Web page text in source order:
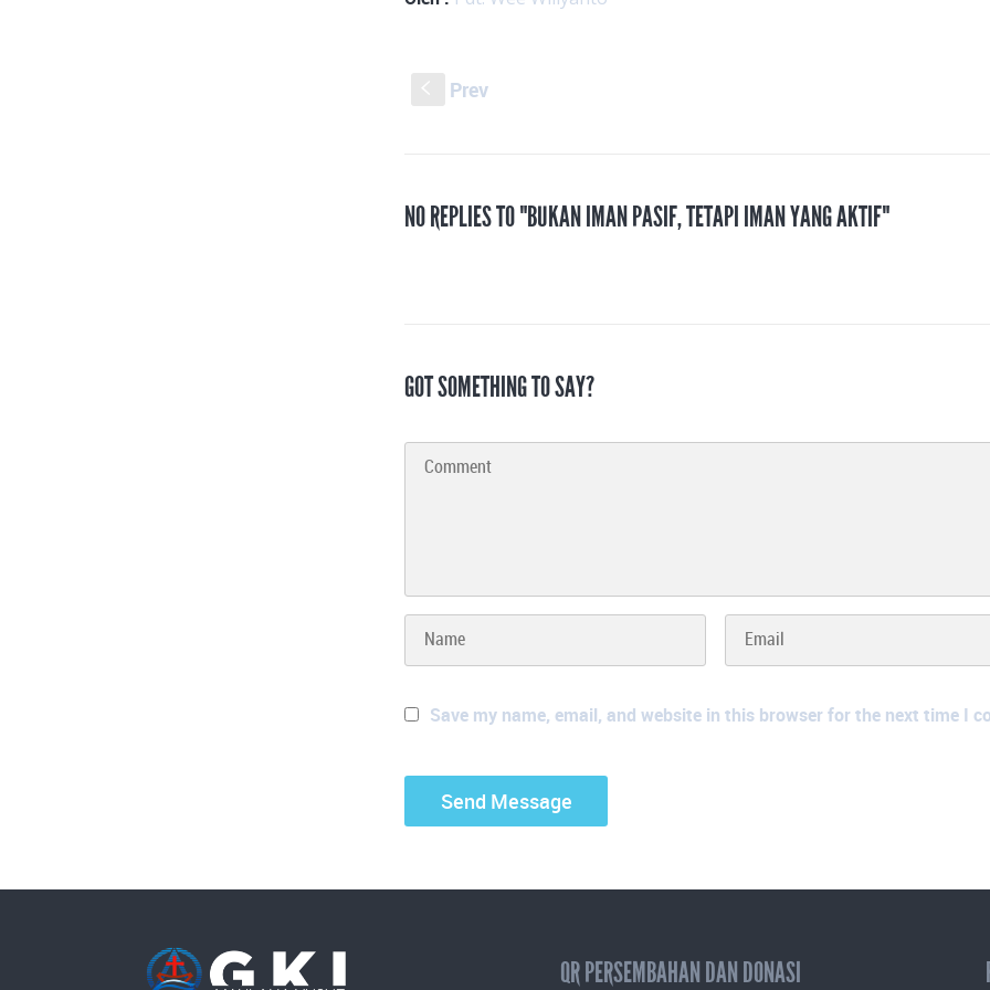
Prev
NO REPLIES TO "BUKAN IMAN PASIF, TETAPI IMAN YANG AKTIF"
GOT SOMETHING TO SAY?
Save my name, email, and website in this browser for the next time I
QR PERSEMBAHAN DAN DONASI